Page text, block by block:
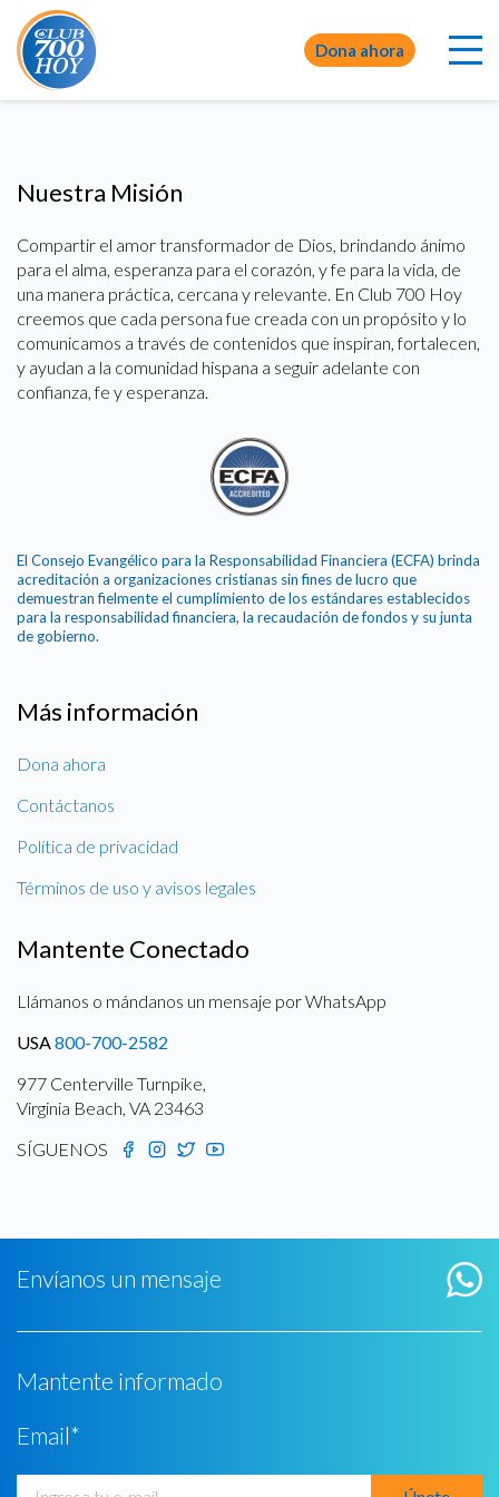
Dona ahora
Nuestra Misión
Compartir el amor transformador de Dios, brindando ánimo
para el alma, esperanza para el corazón, y fe para la vida, de
una manera práctica, cercana y relevante. En Club 700 Hoy
creemos que cada persona fue creada con un propósito y lo
comunicamos a través de contenidos que inspiran, fortalecen,
y ayudan a la comunidad hispana a seguir adelante con
confianza, fe y esperanza.
El Consejo Evangélico para la Responsabilidad Financiera (ECFA) brinda
acreditación a organizaciones cristianas sin fines de lucro que
demuestran fielmente el cumplimiento de los estándares establecidos
para la responsabilidad financiera, la recaudación de fondos y su junta
de gobierno.
Más información
Dona ahora
Contáctanos
Política de privacidad
Términos de uso y avisos legales
Mantente Conectado
Llámanos o mándanos un mensaje por WhatsApp
USA800-700-2582
977 Centerville Turnpike,
Virginia Beach, VA 23463
SÍGUENOS
Envíanos un mensaje
Mantente informado
Email*